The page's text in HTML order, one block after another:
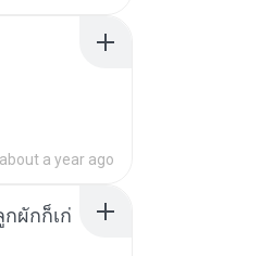
about a year ago
ผักก็เก่